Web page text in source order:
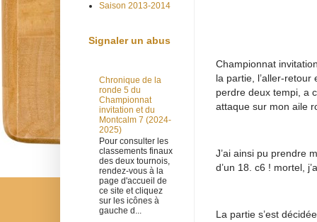
Championnat
la partie, l’aller-
perdre deux tempi, a
attaque sur mon aile
J’ai ainsi pu prendre
d’un 18. c6 ! mortel,
La partie s’est
Saison 2013-2014
Signaler un abus
Chronique de la
ronde 5 du
Championnat
invitation et du
Montcalm 7 (2024-
2025)
Pour consulter les
classements finaux
des deux tournois,
rendez-vous à la
page d'accueil de
ce site et cliquez
sur les icônes à
gauche d...